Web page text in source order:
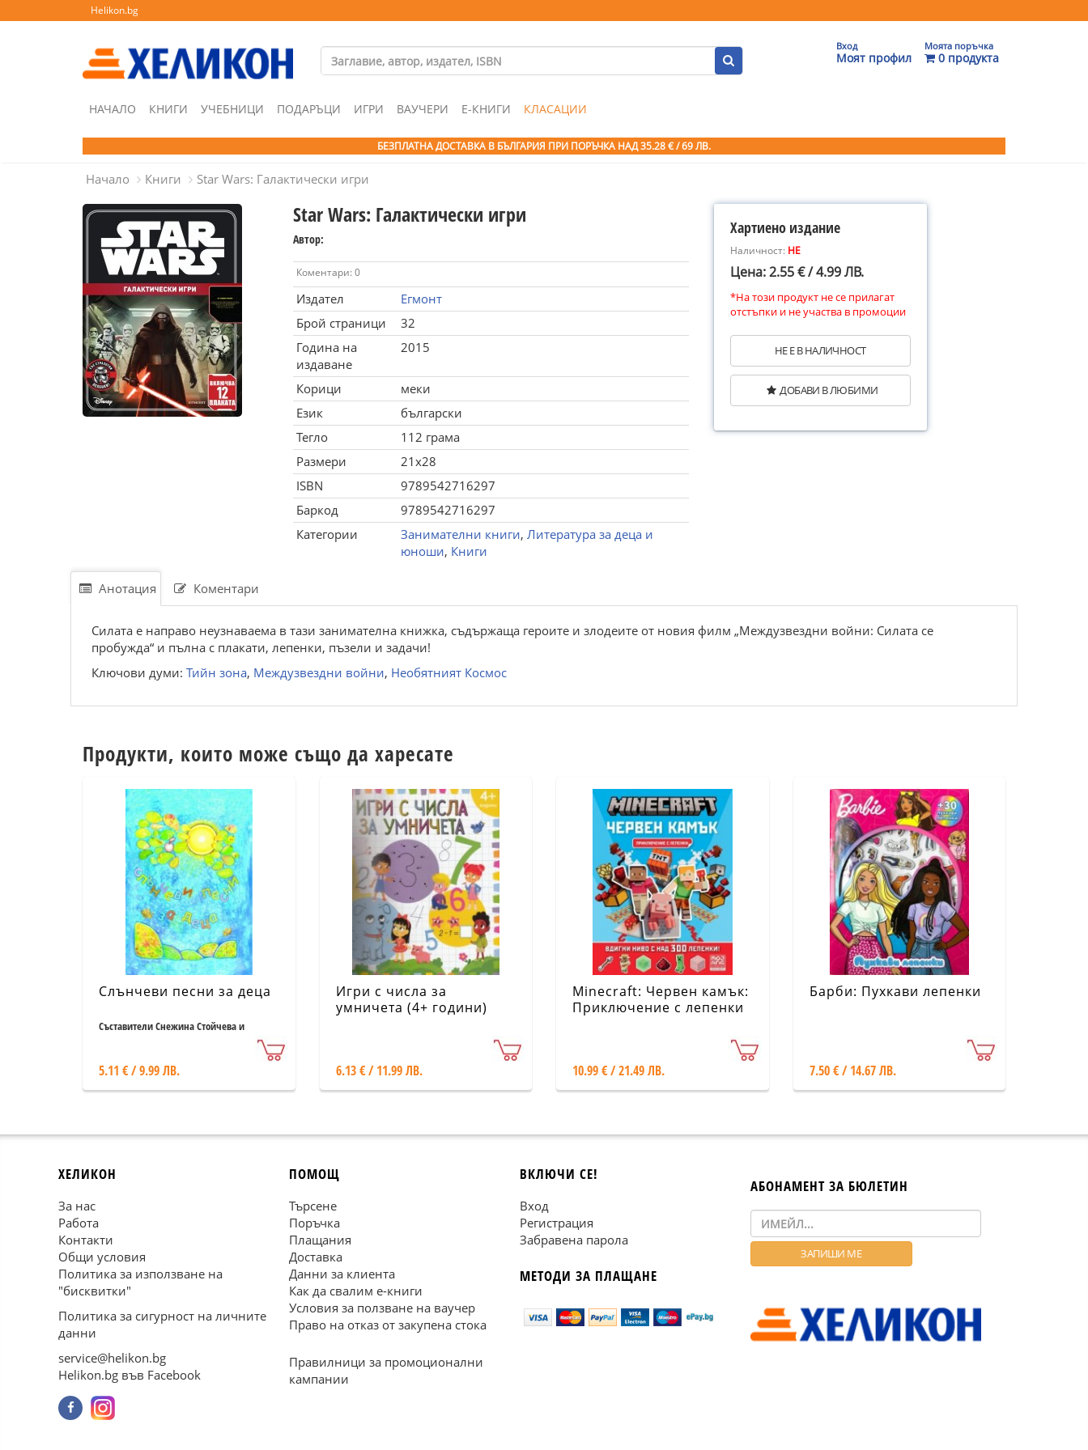
Helikon.bg
Вход
Моят профил
Моята поръчка
0 продукта
НАЧАЛО КНИГИ УЧЕБНИЦИ ПОДАРЪЦИ ИГРИ ВАУЧЕРИ Е-КНИГИ КЛАСАЦИИ
БЕЗПЛАТНА ДОСТАВКА В БЪЛГАРИЯ ПРИ ПОРЪЧКА НАД 35.28 € / 69 ЛВ.
Начало Книги Star Wars: Галактически игри
Star Wars: Галактически игри
Автор:
Коментари: 0
Издател
Егмонт
Брой страници
32
Година на
издаване
2015
Корици
меки
Език
български
Тегло
112 грама
Размери
21x28
ISBN
9789542716297
Баркод
9789542716297
Категории
Занимателни книги, Литература за деца и
юноши, Книги
Хартиено издание
Наличност: НЕ
Цена: 2.55 € / 4.99 ЛВ.
*На този продукт не се прилагат
отстъпки и не участва в промоции
НЕ Е В НАЛИЧНОСТ
ДОБАВИ В ЛЮБИМИ
Анотация Коментари
Силата е направо неузнаваема в тази занимателна книжка, съдържаща героите и злодеите от новия филм „Междузвездни войни: Силата се
пробужда“ и пълна с плакати, лепенки, пъзели и задачи!
Ключови думи: Тийн зона, Междузвездни войни, Необятният Космос
Продукти, които може също да харесате
Слънчеви песни за деца
Съставители Снежина Стойчева и
5.11 € / 9.99 ЛВ.
Игри с числа за
умничета (4+ години)
6.13 € / 11.99 ЛВ.
Minecraft: Червен камък:
Приключение с лепенки
10.99 € / 21.49 ЛВ.
Барби: Пухкави лепенки
7.50 € / 14.67 ЛВ.
ХЕЛИКОН
За нас
Работа
Контакти
Общи условия
Политика за използване на
"бисквитки"
Политика за сигурност на личните
данни
service@helikon.bg
Helikon.bg във Facebook
ПОМОЩ
Търсене
Поръчка
Плащания
Доставка
Данни за клиента
Как да свалим е-книги
Условия за ползване на ваучер
Право на отказ от закупена стока
Правилници за промоционални
кампании
ВКЛЮЧИ СЕ!
Вход
Регистрация
Забравена парола
МЕТОДИ ЗА ПЛАЩАНЕ
АБОНАМЕНТ ЗА БЮЛЕТИН